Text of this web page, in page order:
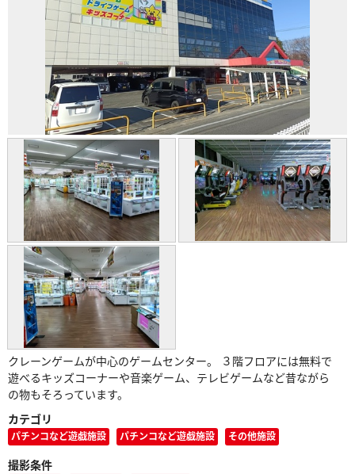
クレーンゲームが中心のゲームセンター。 ３階フロアには無料で
遊べるキッズコーナーや音楽ゲーム、テレビゲームなど昔ながら
の物もそろっています。
カテゴリ
パチンコなど遊戯施設 パチンコなど遊戯施設 その他施設
撮影条件